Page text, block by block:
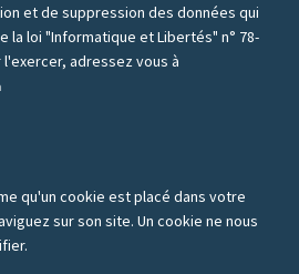
et de suppression des données qui
la loi "Informatique et Libertés" n° 78-
l'exercer, adressez vous à
qu'un cookie est placé dans votre
sur son site. Un cookie ne nous